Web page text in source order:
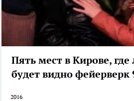
Пять мест в Кирове, где
будет видно фейерверк
2016